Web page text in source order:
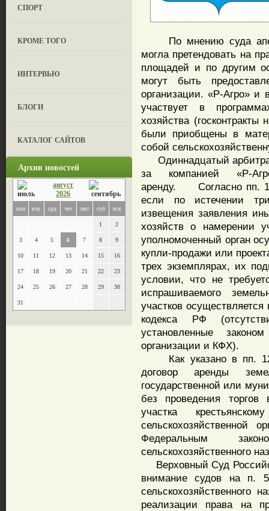
СПОРТ
КРОМЕ ТОГО
ИНТЕРВЬЮ
БЛОГИ
КАТАЛОГ САЙТОВ
Архив новостей
август
2026
пон втр срд чет пят суб вск
1 2
3 4 5 6 7 8 9
10 11 12 13 14 15 16
17 18 19 20 21 22 23
24 25 26 27 28 29 30
31
По мнению суда
могла претендовать на
площадей и по другим
могут быть
организации. «Р-Агро» и
участвует в
хозяйства
были приобщены в
собой
Одиннадцатый
за компанией «Р-
аренду. Согласно пп. 1
если по истечении
извещения заявления
хозяйств о намерении
уполномоченный орган
купли-продажи или
трех экземплярах, их
условии, что не
испрашиваемого
участков
кодекса РФ
установленные
организации и КФХ).
Как указано в пп. 12
договор аренды
государственной или
без проведения торгов
участка
сельскохозяйственной
Федеральным
сельскохозяйственного
Верховный Суд
внимание судов на п.
сельскохозяйственного
реализации права на